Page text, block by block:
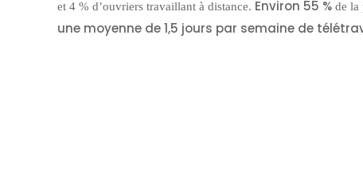
et 4 % d’ouvriers travaillant à distance. Environ 55 % de la
une moyenne de 1,5 jours par semaine de